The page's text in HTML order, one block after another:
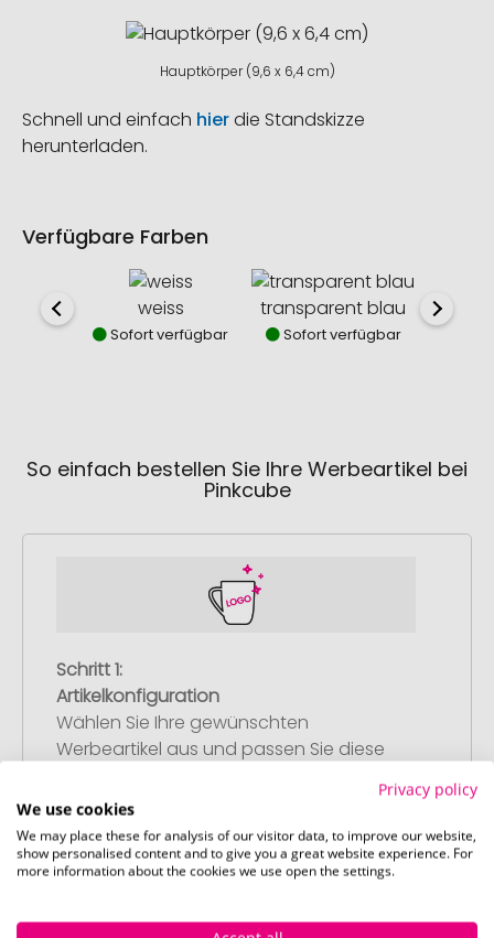
Hauptkörper (9,6 x 6,4 cm)
Schnell und einfach hierdie Standskizze
herunterladen.
Verfügbare Farben
weiss
Sofort verfügbar
transparent blau
Sofort verfügbar
So einfach bestellen Sie Ihre Werbeartikel bei
Pinkcube
Schritt 1:
Artikelkonfiguration
Wählen Sie Ihre gewünschten
Werbeartikel aus und passen Sie diese
Anschließend legen Sie die konfigurierten
Artikel in Ihren Warenkorb.
Privacy policy
We use cookies
We may place these for analysis of our visitor data, to improve our website,
show personalised content and to give you a great website experience. For
more information about the cookies we use open the settings.